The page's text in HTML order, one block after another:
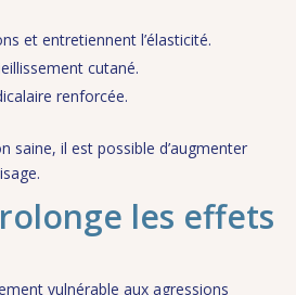
et entretiennent l’élasticité.
cutané.
renforcée.
saine, il est possible d’augmenter
les effets
vulnérable aux agressions